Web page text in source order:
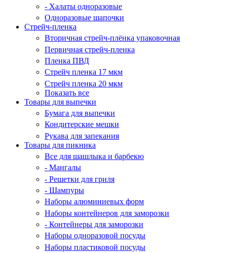
- Халаты одноразовые
Одноразовые шапочки
Стрейч-пленка
Вторичная стрейч-плёнка упаковочная
Первичная стрейч-пленка
Пленка ПВД
Стрейч пленка 17 мкм
Стрейч пленка 20 мкм
Показать все
Товары для выпечки
Бумага для выпечки
Кондитерские мешки
Рукава для запекания
Товары для пикника
Все для шашлыка и барбекю
- Мангалы
- Решетки для гриля
- Шампуры
Наборы алюминиевых форм
Наборы контейнеров для заморозки
- Контейнеры для заморозки
Наборы одноразовой посуды
Наборы пластиковой посуды